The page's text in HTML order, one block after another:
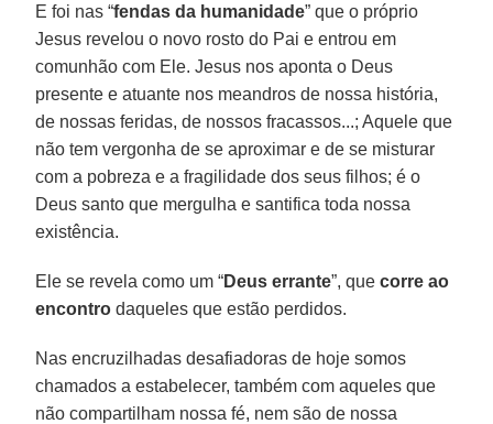
E foi nas “fendas da humanidade” que o próprio
Jesus revelou o novo rosto do Pai e entrou em
comunhão com Ele. Jesus nos aponta o Deus
presente e atuante nos meandros de nossa história,
de nossas feridas, de nossos fracassos...; Aquele que
não tem vergonha de se aproximar e de se misturar
com a pobreza e a fragilidade dos seus filhos; é o
Deus santo que mergulha e santifica toda nossa
existência.
Ele se revela como um “Deus errante”, quecorre ao
encontro daqueles que estão perdidos.
Nas encruzilhadas desafiadoras de hoje somos
chamados a estabelecer, também com aqueles que
não compartilham nossa fé, nem são de nossa